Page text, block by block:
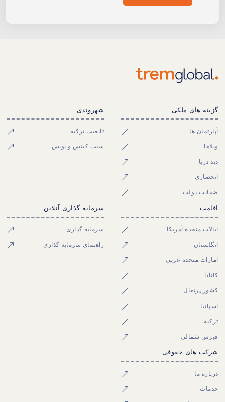
گزینه های ملکی
آپارتمان ها
ویلاها
دید دریا
انحصاری
ضمانت دولت
شهروندی
تابعیت ترکیه
سنت کیتس و نویس
اقامت
ایالات متحده آمریکا
انگلستان
امارات متحده عربی
کانادا
کشور پرتغال
اسپانیا
ترکیه
قبرس شمالی
سرمایه گذاری آنلاین
سرمایه گذاری
راهنمای سرمایه گذاری
شرکت های حقوقی
درباره ما
خدمات